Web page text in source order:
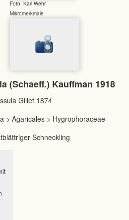
Foto: Karl Wehr
Mikromerkmale
(Schaeff.) Kauffman 1918
Gillet 1874
> Agaricales > Hygrophoraceae
Schneckling